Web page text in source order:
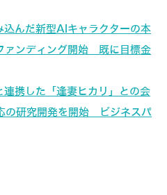
んだ新型AIキャラクターの本
ァンディング開始 既に目標金
携した「逢妻ヒカリ」との会
研究開発を開始 ビジネスパ